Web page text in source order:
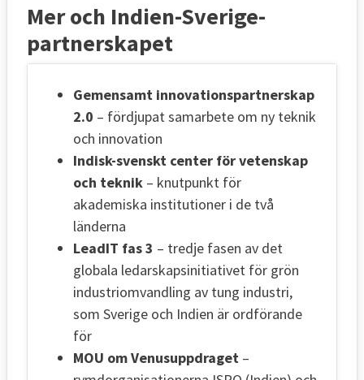
Mer och Indien-Sverige-
partnerskapet
Gemensamt innovationspartnerskap
2.0 – fördjupat samarbete om ny teknik
och innovation
Indisk-svenskt center för vetenskap
och teknik – knutpunkt för
akademiska institutioner i de två
länderna
LeadIT fas 3 – tredje fasen av det
globala ledarskapsinitiativet för grön
industriomvandling av tung industri,
som Sverige och Indien är ordförande
för
MOU om Venusuppdraget –